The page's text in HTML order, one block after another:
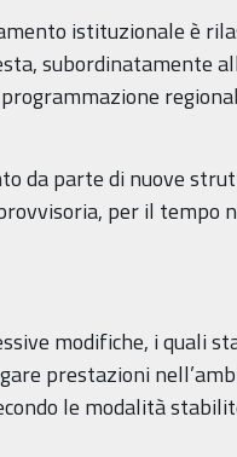
istituzionale è
subordinatamente
da parte di nuove
per il tempo
modifiche, i quali
prestazioni
le modalità